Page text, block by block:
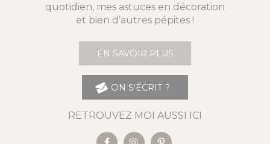
quotidien, mes astuces en décoration
et bien d’autres pépites !
EN SAVOIR PLUS
ON S'ÉCRIT ?
RETROUVEZ MOI AUSSI ICI